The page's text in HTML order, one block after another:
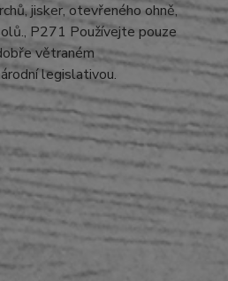
jisker, otevřeného ohně,
P271 Používejte pouze
větraném
legislativou.